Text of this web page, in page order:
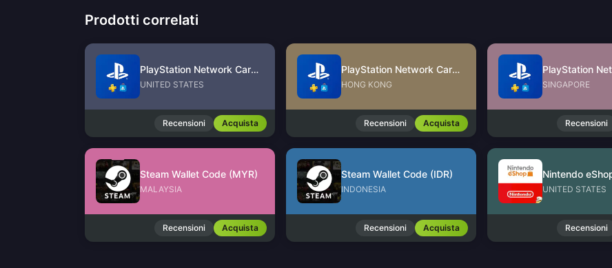
Prodotti correlati
PlayStation Network Card (US)
UNITED STATES
Recensioni Acquista
PlayStation Network Card (HK)
HONG KONG
Recensioni Acquista
SINGAPORE
Recensioni
Steam Wallet Code (MYR)
MALAYSIA
Recensioni Acquista
Steam Wallet Code (IDR)
INDONESIA
Recensioni Acquista
UNITED STATES
Recensioni